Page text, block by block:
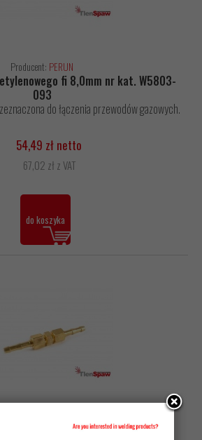
Producent: PERUN
fi 8,0mm nr kat. W5803-
093
do łączenia przewodów gazowych.
54,49 zł netto
67,02 zł z VAT
do koszyka
PERUN